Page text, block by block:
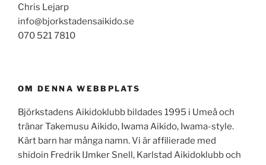
Chris Lejarp
info@bjorkstadensaikido.se
070 521 7810
OM DENNA WEBBPLATS
Björkstadens Aikidoklubb bildades 1995 i Umeå och
tränar Takemusu Aikido, Iwama Aikido, Iwama-style.
Kärt barn har många namn. Vi är affilierade med
shidoin Fredrik IJmker Snell, Karlstad Aikidoklubb och